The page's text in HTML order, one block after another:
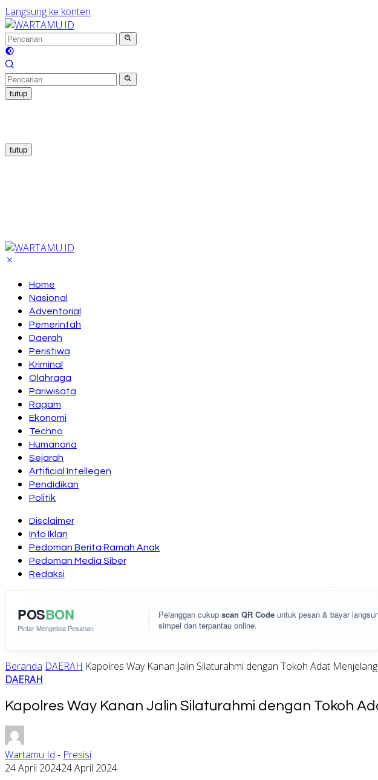
Langsung ke konten
tutup
tutup
Home
Nasional
Adventorial
Pemerintah
Daerah
Peristiwa
Kriminal
Olahraga
Pariwisata
Ragam
Ekonomi
Techno
Humanoria
Sejarah
Artificial Intellegen
Pendidikan
Politik
Disclaimer
Info Iklan
Pedoman Berita Ramah Anak
Pedoman Media Siber
Redaksi
POSBON
Pintar Mengelola Pesanan
Pelanggan cukup scan QR Code untuk pesan & bayar
simpel dan terpantau online.
Beranda DAERAH Kapolres Way Kanan Jalin Silaturahmi dengan Tokoh Adat
DAERAH
Kapolres Way Kanan Jalin Silaturahmi dengan Tokoh
Wartamu Id - Presisi
24 April 202424 April 2024